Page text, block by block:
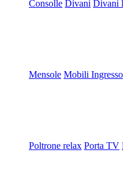
Consolle Divani Divani
Mensole Mobili Ingresso
Poltrone relax Porta TV